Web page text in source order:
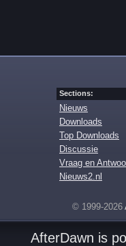
Sections:
Nieuws
Downloads
Top Downloads
Discussie
Vraag en
Nieuws2.nl
© 1999-2026
AfterDawn is